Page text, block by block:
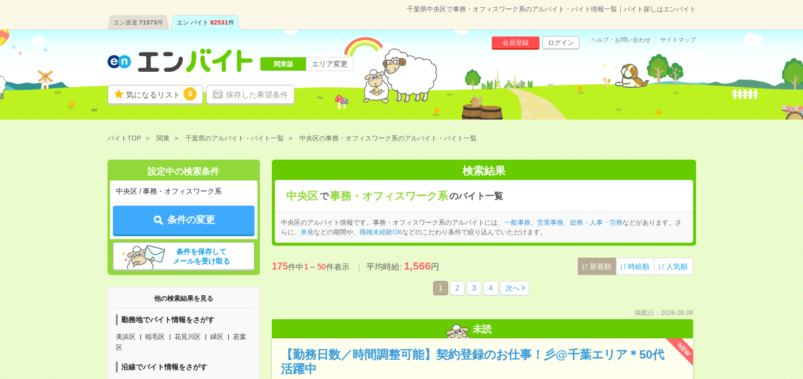
千葉県中央区で事務・オフィスワーク系のアルバイト・バイト情報一覧｜バイト探しはエンバイト
エン派遣 71573件 エン バイト 82531件
気になるリスト 0 保存した希望条件
会員登録 ログイン ヘルプ・お問い合わせ サイトマップ
関東版 エリア変更
バイトTOP 関東 千葉県のアルバイト・バイト一覧 中央区の事務・オフィスワーク系のアルバイト・バイト一覧
設定中の検索条件
中央区 / 事務・オフィスワーク系
条件の変更
条件を保存して
メールを受け取る
他の検索結果を見る
勤務地でバイト情報をさがす
美浜区 稲毛区 花見川区 緑区
若葉
区
沿線でバイト情報をさがす
検索結果
中央区で事務・オフィスワーク系のバイト一覧
中央区のアルバイト情報です。事務・オフィスワーク系のアルバイトには、 一般事務、 営業事務、 総務・人事・労務などがあります。さ
らに、
単発などの期間や、 職種未経験OKなどのこだわり条件で絞り込んでいただけます。
175件中1～50件表示 平均時給:1,566円 新着順 時給順 人気順
1 2 3 4 次へ
掲載日：2026.08.08
未読
NEW
【勤務日数／時間調整可能】契約登録のお仕事！彡@千葉エリア＊50代
活躍中